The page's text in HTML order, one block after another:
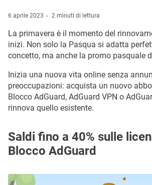
6 aprile 2023 2 minuti di lettura
La primavera è il momento del
inizi. Non solo la Pasqua si adatta
concetto, ma anche la promo pasquale
Inizia una nuova vita online senza
preoccupazioni: acquista un nuovo
Blocco AdGuard, AdGuard VPN o
rinnova quello esistente.
Saldi fino a 40% sulle
Blocco AdGuard